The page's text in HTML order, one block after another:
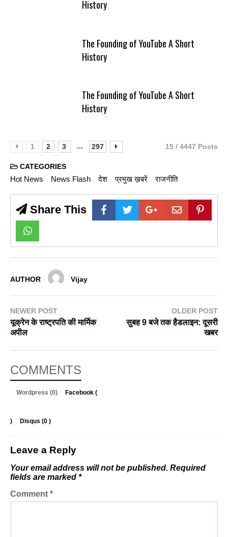
History
The Founding of YouTube A Short
History
The Founding of YouTube A Short
History
1 2 3 ... 297 15 / 4447 Posts
CATEGORIES
Hot News News Flash देश प्रमुख ख़बरें राजनीति
Share This
AUTHOR Vijay
NEWER POST
यूक्रेन के राष्ट्रपति की मार्मिक
अपील
OLDER POST
सुबह 9 बजे तक हैडलाइन: दूसरी
खबर
COMMENTS
Wordpress (0) Facebook (
) Disqus (0 )
Leave a Reply
Your email address will not be published. Required
fields are marked *
Comment *